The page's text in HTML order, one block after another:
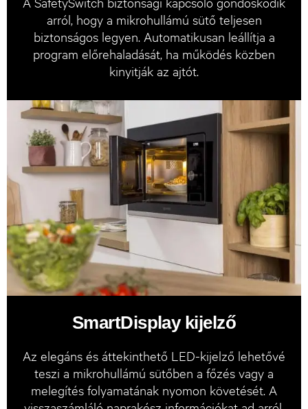
arról, hogy a mikrohullámú sütő teljesen
biztonságos legyen. Automatikusan leállítja a
program előrehaladását, ha működés közben
kinyitják az ajtót.
SmartDisplay kijelző
Az elegáns és áttekinthető LED-kijelző lehetővé
teszi a mikrohullámú sütőben a főzés vagy a
melegítés folyamatának nyomon követését. A